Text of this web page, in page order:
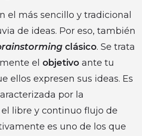
el más sencillo y tradicional
de ideas. Por eso, también
clásico. Se trata
el objetivo ante tu
ellos expresen sus ideas. Es
por la
libre y continuo flujo de
es uno de los que